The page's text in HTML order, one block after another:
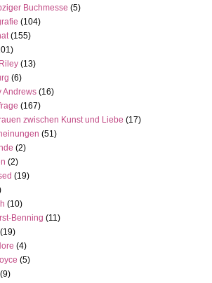
Buchmesse (5)
(104)
(155)
(13)
(6)
Andrews (16)
(167)
zwischen Kunst und Liebe (17)
(51)
(2)
(2)
(19)
(10)
Benning (11)
(19)
(4)
(5)
(9)